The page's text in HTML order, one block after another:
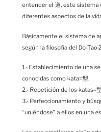
entender el 道, este sistema
diferentes aspectos de la
Básicamente el sistema de
según la filosofía del Do-
1.- Establecimiento de una
conocidas como kata=型.
2.- Repetición de los katas=
3.- Perfeccionamiento y
“uniéndose” a ellos en una